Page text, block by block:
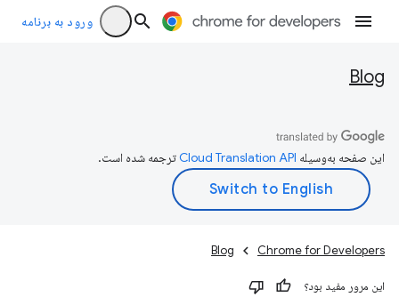
ورود به برنامه
Blog
این صفحه به‌وسیله ترجمه شده است.
Chrome for Developers
Blog
این مرور مفید بود؟